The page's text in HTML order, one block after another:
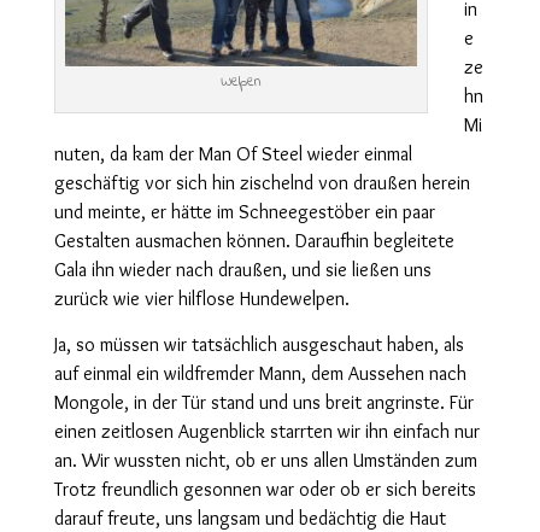
Welpen
in
e
ze
hn
Mi
nuten, da kam der Man Of Steel wieder einmal
geschäftig vor sich hin zischelnd von draußen herein
und meinte, er hätte im Schneegestöber ein paar
Gestalten ausmachen können. Daraufhin begleitete
Gala ihn wieder nach draußen, und sie ließen uns
zurück wie vier hilflose Hundewelpen.
Ja, so müssen wir tatsächlich ausgeschaut haben, als
auf einmal ein wildfremder Mann, dem Aussehen nach
Mongole, in der Tür stand und uns breit angrinste. Für
einen zeitlosen Augenblick starrten wir ihn einfach nur
an. Wir wussten nicht, ob er uns allen Umständen zum
Trotz freundlich gesonnen war oder ob er sich bereits
darauf freute, uns langsam und bedächtig die Haut